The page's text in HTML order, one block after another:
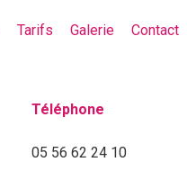
Tarifs Galerie Contact
Téléphone
05 56 62 24 10